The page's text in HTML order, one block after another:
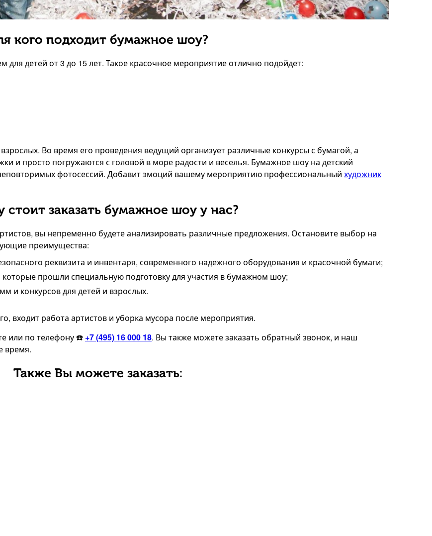
кого подходит бумажное шоу?
детей от 3 до 15 лет. Такое красочное мероприятие отлично подойдет:
Во время его проведения ведущий организует различные конкурсы с бумагой, а
и просто погружаются с головой в море радости и веселья. Бумажное шоу на детский
фотосессий. Добавит эмоций вашему мероприятию профессиональный художник
стоит заказать бумажное шоу у нас?
вы непременно будете анализировать различные предложения. Остановите выбор на
преимущества:
реквизита и инвентаря, современного надежного оборудования и красочной бумаги;
прошли специальную подготовку для участия в бумажном шоу;
и конкурсов для детей и взрослых.
входит работа артистов и уборка мусора после мероприятия.
или по телефону ☎️ +7 (495) 16 000 18. Вы также можете заказать обратный звонок, и наш
время.
Также Вы можете заказать: